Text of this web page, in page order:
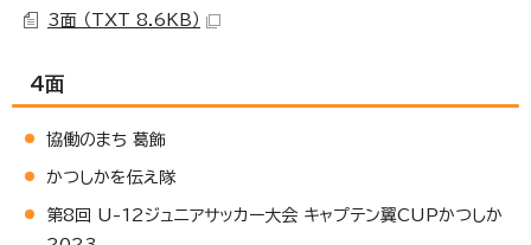
3面 （TXT 8.6KB）
4面
協働のまち 葛飾
かつしかを伝え隊
第8回 U-12ジュニアサッカー大会 キャプテン翼CUPかつしか